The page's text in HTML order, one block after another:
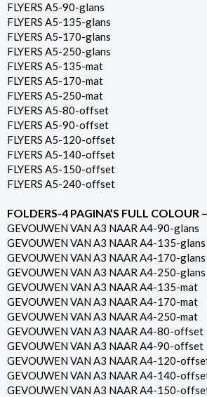
FLYERS A5-90-glans
FLYERS A5-135-glans
FLYERS A5-170-glans
FLYERS A5-250-glans
FLYERS A5-135-mat
FLYERS A5-170-mat
FLYERS A5-250-mat
FLYERS A5-80-offset
FLYERS A5-90-offset
FLYERS A5-120-offset
FLYERS A5-140-offset
FLYERS A5-150-offset
FLYERS A5-240-offset
FOLDERS-4 PAGINA’S FULL COLOUR
GEVOUWEN VAN A3 NAAR A4-90-glans
GEVOUWEN VAN A3 NAAR A4-135-glans
GEVOUWEN VAN A3 NAAR A4-170-glans
GEVOUWEN VAN A3 NAAR A4-250-glans
GEVOUWEN VAN A3 NAAR A4-135-mat
GEVOUWEN VAN A3 NAAR A4-170-mat
GEVOUWEN VAN A3 NAAR A4-250-mat
GEVOUWEN VAN A3 NAAR A4-80-offset
GEVOUWEN VAN A3 NAAR A4-90-offset
GEVOUWEN VAN A3 NAAR A4-120-
GEVOUWEN VAN A3 NAAR A4-140-
GEVOUWEN VAN A3 NAAR A4-150-